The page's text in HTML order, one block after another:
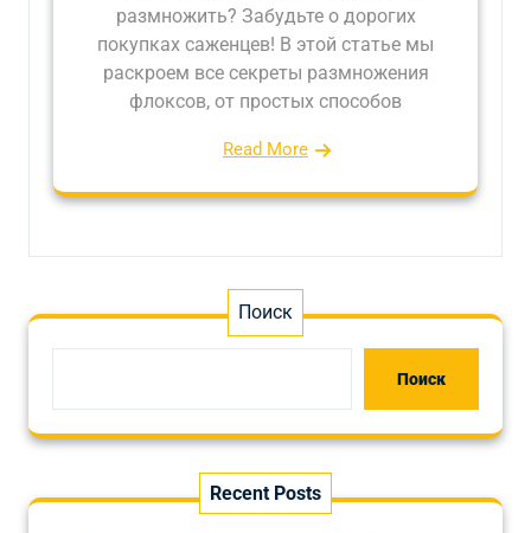
размножить? Забудьте о дорогих
покупках саженцев! В этой статье мы
раскроем все секреты размножения
флоксов, от простых способов
Read More
Поиск
Поиск
Recent Posts